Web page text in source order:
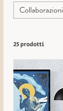
Collaborazioni
25 prodotti